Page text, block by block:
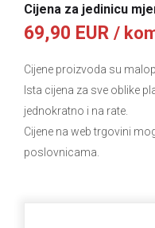
Cijena za jedinicu
69,90 EUR /
Cijene proizvoda su
Ista cijena za sve oblike
jednokratno i na rate.
Cijene na web trgovini
poslovnicama.